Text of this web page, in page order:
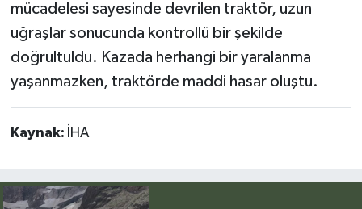
mücadelesi sayesinde devrilen traktör, uzun
uğraşlar sonucunda kontrollü bir şekilde
doğrultuldu. Kazada herhangi bir yaralanma
yaşanmazken, traktörde maddi hasar oluştu.
Kaynak: İHA